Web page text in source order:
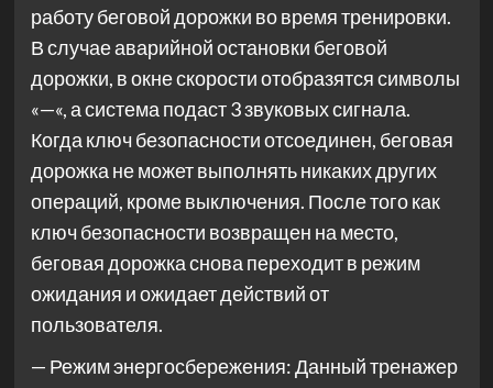
работу беговой дорожки во время тренировки.
В случае аварийной остановки беговой
дорожки, в окне скорости отобразятся символы
«—«, а система подаст 3 звуковых сигнала.
Когда ключ безопасности отсоединен, беговая
дорожка не может выполнять никаких других
операций, кроме выключения. После того как
ключ безопасности возвращен на место,
беговая дорожка снова переходит в режим
ожидания и ожидает действий от
пользователя.
— Режим энергосбережения: Данный тренажер